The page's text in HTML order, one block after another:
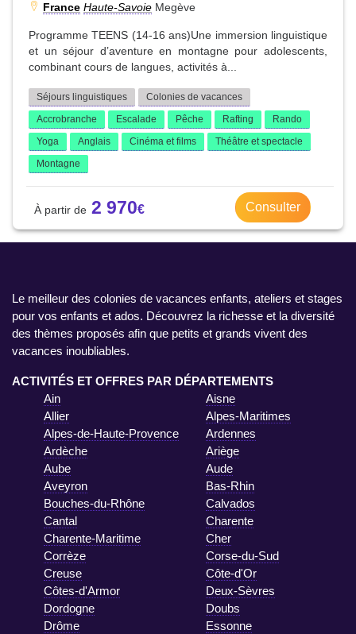
France Haute-Savoie Megève
Programme TEENS (14-16 ans)Une immersion linguistique
et un séjour d’aventure en montagne pour adolescents,
combinant cours de langues, activités à...
Séjours linguistiques
Colonies de vacances
Accrobranche
Escalade Pêche Rafting
Rando
Yoga
Anglais Cinéma et films
Théâtre et spectacle
Montagne
2 970 Consulter
Le meilleur des colonies de vacances enfants, ateliers et stages
pour vos enfants et ados. Découvrez la richesse et la diversité
des thèmes proposés afin que petits et grands vivent des
vacances inoubliables.
ACTIVITÉS ET OFFRES PAR DÉPARTEMENTS
Ain
Aisne
Allier
Alpes-Maritimes
Alpes-de-Haute-Provence
Ardennes
Ardèche
Ariège
Aube
Aude
Aveyron
Bas-Rhin
Bouches-du-Rhône
Calvados
Cantal
Charente
Charente-Maritime
Cher
Corrèze
Corse-du-Sud
Creuse
Côte-d'Or
Côtes-d'Armor
Deux-Sèvres
Dordogne
Doubs
Drôme
Essonne